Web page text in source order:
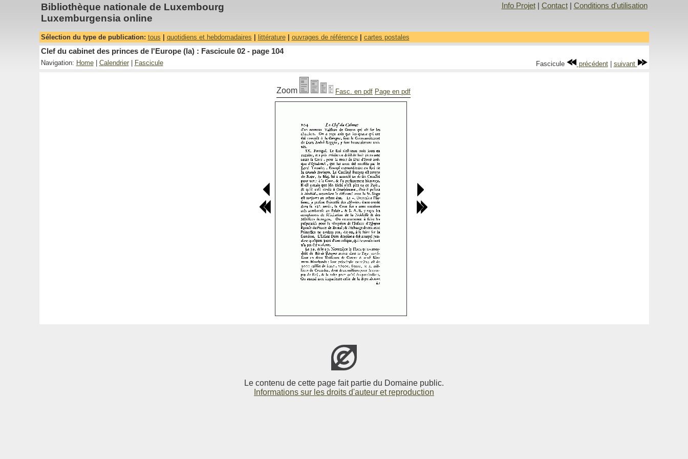
Bibliothèque nationale de Luxembourg
Luxemburgensia online
Info Projet| Contact| Conditions d'utilisation
Sélection du type de publication: tous quotidiens et hebdomadaires littérature| ouvrages de référence| cartes postales
Clef du cabinet des princes de l'Europe (la) : Fascicule 02 - page 104
Navigation: Home| Calendrier| Fascicule Fascicule précédent| suivant
Zoom Fasc. en pdf Page en pdf
Le contenu de cette page fait partie du Domaine public.
Informations sur les droits d'auteur et reproduction